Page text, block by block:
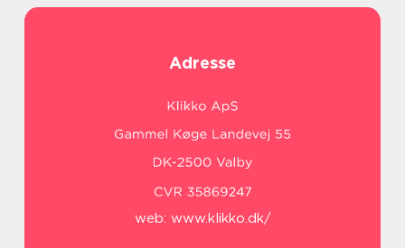
Adresse
web: www.klikko.dk/